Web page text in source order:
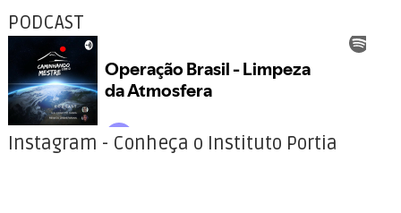
PODCAST
Instagram - Conheça o Instituto Portia